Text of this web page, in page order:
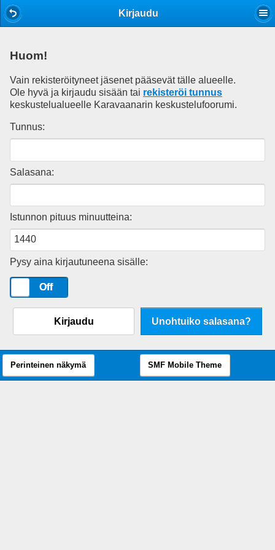
Kirjaudu
Huom!
Vain rekisteröityneet jäsenet pääsevät tälle alueelle.
Ole hyvä ja kirjaudu sisään tai rekisteröi tunnus
keskustelualueelle Karavaanarin keskustelufoorumi.
Tunnus:
Salasana:
Istunnon pituus minuutteina:
Pysy aina kirjautuneena sisälle:
Off
Kirjaudu Unohtuiko salasana?
Perinteinen näkymä SMF Mobile Theme